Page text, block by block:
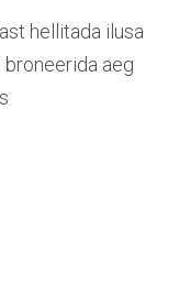
hellitada ilusa
broneerida aeg